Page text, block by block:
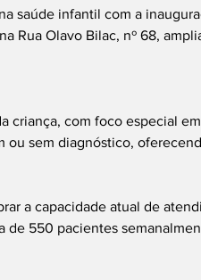
saúde infantil com a
Rua Olavo Bilac, nº 68,
criança, com foco especial
ou sem diagnóstico,
a capacidade atual de
550 pacientes